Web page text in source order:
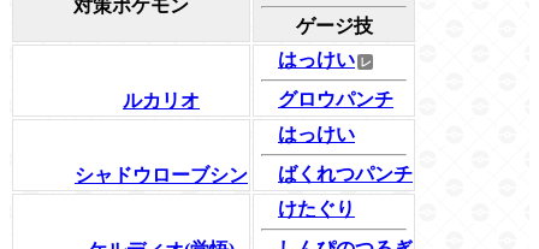
対策ポケモン
ゲージ技
ルカリオ
はっけい
グロウパンチ
シャドウローブシン
はっけい
ばくれつパンチ
けたぐり